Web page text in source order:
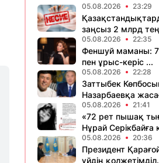
05.08.2026 23:29
заңсыз 2 млрд
05.08.2026 22:35
Феншуй маманы:
пен ұрыс-керіс ...
05.08.2026 22:28
Заттыбек
Назарбаевқа
05.08.2026 21:41
«72 рет пышақ
Нұрай Серікбайға
05.08.2026 20:36
Президент
үйдің